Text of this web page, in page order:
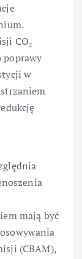
CO₂
poprawy
w
mają być
(CBAM),